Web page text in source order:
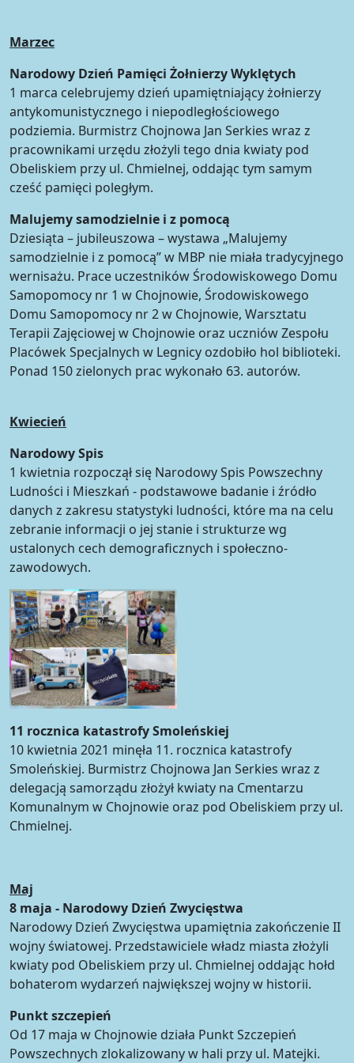
Marzec
Narodowy Dzień Pamięci Żołnierzy Wyklętych
1 marca celebrujemy dzień upamiętniający żołnierzy
antykomunistycznego i niepodległościowego
podziemia. Burmistrz Chojnowa Jan Serkies wraz z
pracownikami urzędu złożyli tego dnia kwiaty pod
Obeliskiem przy ul. Chmielnej, oddając tym samym
cześć pamięci poległym.
Malujemy samodzielnie i z pomocą
Dziesiąta – jubileuszowa – wystawa „Malujemy
samodzielnie i z pomocą” w MBP nie miała tradycyjnego
wernisażu. Prace uczestników Środowiskowego Domu
Samopomocy nr 1 w Chojnowie, Środowiskowego
Domu Samopomocy nr 2 w Chojnowie, Warsztatu
Terapii Zajęciowej w Chojnowie oraz uczniów Zespołu
Placówek Specjalnych w Legnicy ozdobiło hol biblioteki.
Ponad 150 zielonych prac wykonało 63. autorów.
Kwiecień
Narodowy Spis
1 kwietnia rozpoczął się Narodowy Spis Powszechny
Ludności i Mieszkań - podstawowe badanie i źródło
danych z zakresu statystyki ludności, które ma na celu
zebranie informacji o jej stanie i strukturze wg
ustalonych cech demograficznych i społeczno-
zawodowych.
11 rocznica katastrofy Smoleńskiej
10 kwietnia 2021 minęła 11. rocznica katastrofy
Smoleńskiej. Burmistrz Chojnowa Jan Serkies wraz z
delegacją samorządu złożył kwiaty na Cmentarzu
Komunalnym w Chojnowie oraz pod Obeliskiem przy ul.
Chmielnej.
Maj
8 maja - Narodowy Dzień Zwycięstwa
Narodowy Dzień Zwycięstwa upamiętnia zakończenie II
wojny światowej. Przedstawiciele władz miasta złożyli
kwiaty pod Obeliskiem przy ul. Chmielnej oddając hołd
bohaterom wydarzeń największej wojny w historii.
Punkt szczepień
Od 17 maja w Chojnowie działa Punkt Szczepień
Powszechnych zlokalizowany w hali przy ul. Matejki.